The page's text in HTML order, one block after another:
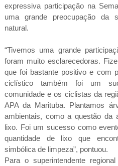
expressiva participação na
uma grande preocupação da
natural.
“Tivemos uma grande
foram muito esclarecedoras.
que foi bastante positivo e com
ciclístico também foi um
comunidade e os ciclistas da
APA da Marituba. Plantamos
ambientais, como a questão da
lixo. Foi um sucesso como
quantidade de lixo que
simbólica de limpeza”, pontuou.
Para o superintendente